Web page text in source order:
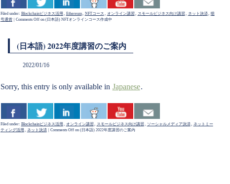
Filed under: Blockchainビジネス活用 , Ethereum, NFTコース , オンライン講習, スモールビジネス向け講習, ネット決済, 暗
号通貨
Comments Offon (日本語) NFTオンラインコース作成中
(日本語) 2022年度講習のご案内
2022/01/16
Sorry, this entry is only available in Japanese.
Filed under: Blockchainビジネス活用 , オンライン講習, スモールビジネス向け講習, ソーシャルメディア決済, ネットミー
ティング活用 , ネット決済 Comments Offon (日本語) 2022年度講習のご案内